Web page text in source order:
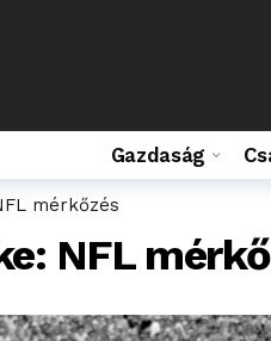
Gazdaság
mérkőzés
NFL